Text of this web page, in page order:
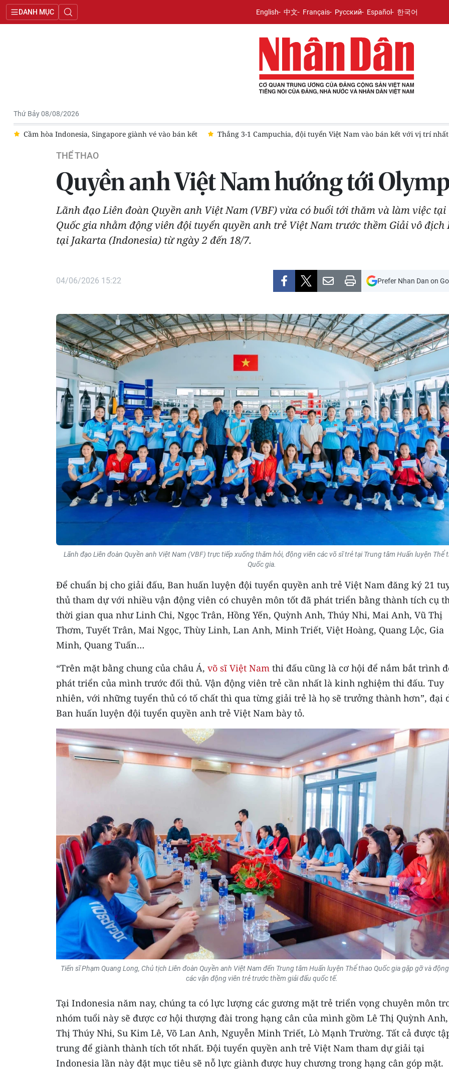
DANH MỤC English 中文 Français Русский Español 한국어
Thứ Bảy 08/08/2026
vào bán kết Thắng 3-1 Campuchia, đội tuyển Việt Nam vào bán kết với vị trí nhất bảng [Ảnh] Không khí sôi động trên
THỂ THAO
Quyền anh Việt Nam hướng tới
Lãnh đạo Liên đoàn Quyền anh Việt Nam (VBF) vừa có buổi tới thăm và làm việc
Quốc gia nhằm động viên đội tuyển quyền anh trẻ Việt Nam trước thềm Giải vô địch
tại Jakarta (Indonesia) từ ngày 2 đến 18/7.
04/06/2026 15:22 Prefer Nhan Dan on
Lãnh đạo Liên đoàn Quyền anh Việt Nam (VBF) trực tiếp xuống thăm hỏi, động viên các võ sĩ trẻ tại Trung tâm Huấn luyện Thể
Quốc gia.
Để chuẩn bị cho giải đấu, Ban huấn luyện đội tuyển quyền anh trẻ Việt Nam đăng ký 21
thủ tham dự với nhiều vận động viên có chuyên môn tốt đã phát triển bằng thành tích cụ
thời gian qua như Linh Chi, Ngọc Trân, Hồng Yến, Quỳnh Anh, Thúy Nhi, Mai Anh, Vũ Thị
Thơm, Tuyết Trân, Mai Ngọc, Thùy Linh, Lan Anh, Minh Triết, Việt Hoàng, Quang Lộc, Gia
Minh, Quang Tuấn…
“Trên mặt bằng chung của châu Á, võ sĩ Việt Nam thi đấu cũng là cơ hội để nắm bắt trình
phát triển của mình trước đối thủ. Vận động viên trẻ cần nhất là kinh nghiệm thi đấu. Tuy
nhiên, với những tuyển thủ có tố chất thì qua từng giải trẻ là họ sẽ trưởng thành hơn”, đại
Ban huấn luyện đội tuyển quyền anh trẻ Việt Nam bày tỏ.
Tiến sĩ Phạm Quang Long, Chủ tịch Liên đoàn Quyền anh Việt Nam đến Trung tâm Huấn luyện Thể thao Quốc gia gặp gỡ và
các vận động viên trẻ trước thềm giải đấu quốc tế.
Tại Indonesia năm nay, chúng ta có lực lượng các gương mặt trẻ triển vọng chuyên môn
nhóm tuổi này sẽ được cơ hội thượng đài trong hạng cân của mình gồm Lê Thị Quỳnh
Thị Thúy Nhi, Su Kim Lê, Võ Lan Anh, Nguyễn Minh Triết, Lò Mạnh Trường. Tất cả được
trung để giành thành tích tốt nhất. Đội tuyển quyền anh trẻ Việt Nam tham dự giải tại
Indonesia lần này đặt mục tiêu sẽ nỗ lực giành được huy chương trong hạng cân góp mặt.